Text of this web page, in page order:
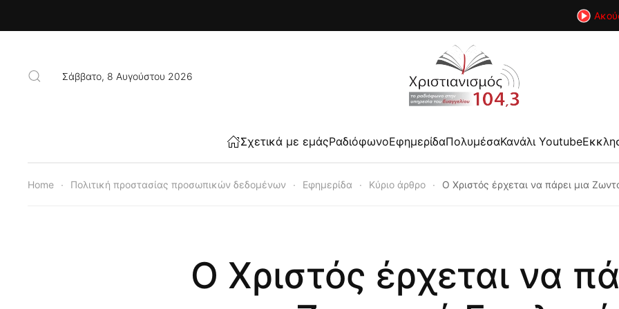
Σάββατο, 8 Αυγούστου 2026
Σχετικά με εμάςΡαδιόφωνοΕφημερίδαΠολυμέσαΚανάλι Youtube
Home Πολιτική προστασίας προσωπικών δεδομένων Εφημερίδα Κύριο άρθρο Ο Χριστός έρχεται να πάρει μια
Ο Χριστός έρχεται να